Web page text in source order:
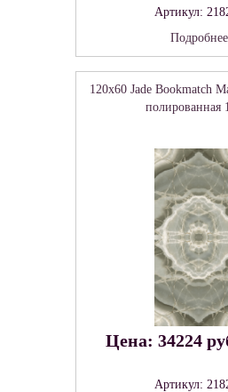
Артикул:
Подробнее
120x60 Jade Bookmatch
полированная
Цена: 34224
Артикул: